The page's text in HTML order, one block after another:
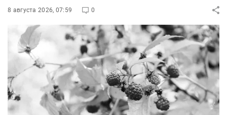
8 августа 2026, 07:59 0